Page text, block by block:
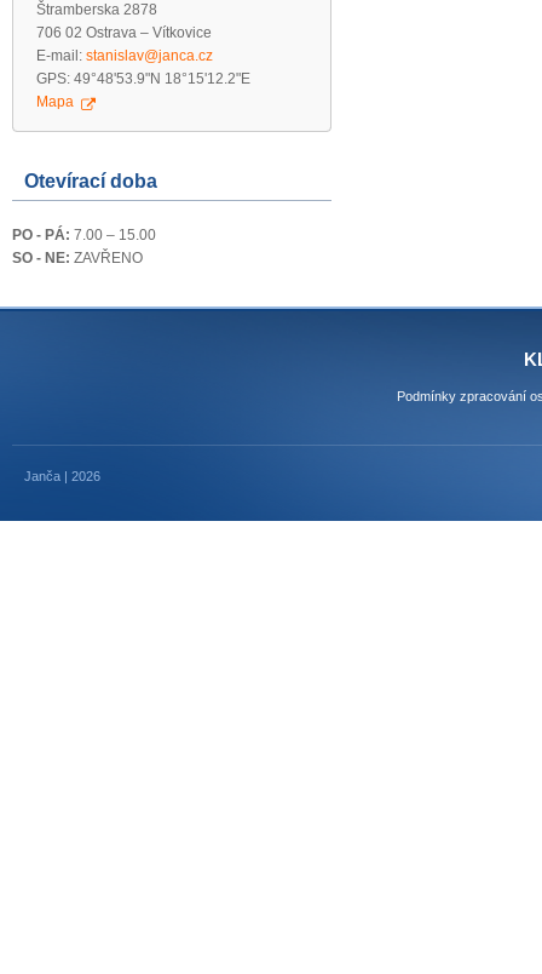
Štramberska 2878
706 02 Ostrava – Vítkovice
E-mail: stanislav@janca.cz
GPS: 49°48'53.9"N 18°15'12.2"E
Mapa
Otevírací doba
PO - PÁ: 7.00 – 15.00
SO - NE: ZAVŘENO
Podmínky zpracování
Janča | 2026